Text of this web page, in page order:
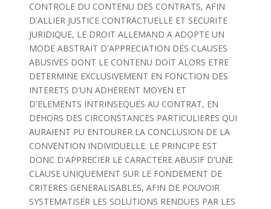
CONTROLE DU CONTENU DES CONTRATS, AFIN
D'ALLIER JUSTICE CONTRACTUELLE ET SECURITE
JURIDIQUE, LE DROIT ALLEMAND A ADOPTE UN
MODE ABSTRAIT D'APPRECIATION DES CLAUSES
ABUSIVES DONT LE CONTENU DOIT ALORS ETRE
DETERMINE EXCLUSIVEMENT EN FONCTION DES
INTERETS D'UN ADHERENT MOYEN ET
D'ELEMENTS INTRINSEQUES AU CONTRAT, EN
DEHORS DES CIRCONSTANCES PARTICULIERES QUI
AURAIENT PU ENTOURER LA CONCLUSION DE LA
CONVENTION INDIVIDUELLE. LE PRINCIPE EST
DONC D'APPRECIER LE CARACTERE ABUSIF D'UNE
CLAUSE UNIQUEMENT SUR LE FONDEMENT DE
CRITERES GENERALISABLES, AFIN DE POUVOIR
SYSTEMATISER LES SOLUTIONS RENDUES PAR LES